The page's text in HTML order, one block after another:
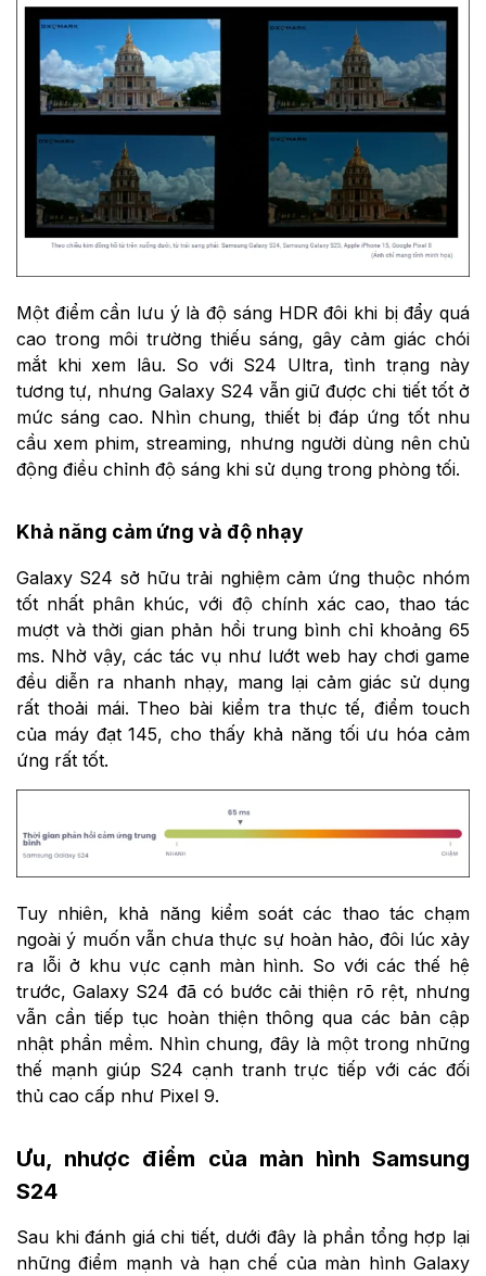
Một điểm cần lưu ý là độ sáng HDR đôi khi bị đẩy quá
cao trong môi trường thiếu sáng, gây cảm giác chói
mắt khi xem lâu. So với S24 Ultra, tình trạng này
tương tự, nhưng Galaxy S24 vẫn giữ được chi tiết tốt ở
mức sáng cao. Nhìn chung, thiết bị đáp ứng tốt nhu
cầu xem phim, streaming, nhưng người dùng nên chủ
động điều chỉnh độ sáng khi sử dụng trong phòng tối.
Khả năng cảm ứng và độ nhạy
Galaxy S24 sở hữu trải nghiệm cảm ứng thuộc nhóm
tốt nhất phân khúc, với độ chính xác cao, thao tác
mượt và thời gian phản hồi trung bình chỉ khoảng 65
ms. Nhờ vậy, các tác vụ như lướt web hay chơi game
đều diễn ra nhanh nhạy, mang lại cảm giác sử dụng
rất thoải mái. Theo bài kiểm tra thực tế, điểm touch
của máy đạt 145, cho thấy khả năng tối ưu hóa cảm
ứng rất tốt.
Tuy nhiên, khả năng kiểm soát các thao tác chạm
ngoài ý muốn vẫn chưa thực sự hoàn hảo, đôi lúc xảy
ra lỗi ở khu vực cạnh màn hình. So với các thế hệ
trước, Galaxy S24 đã có bước cải thiện rõ rệt, nhưng
vẫn cần tiếp tục hoàn thiện thông qua các bản cập
nhật phần mềm. Nhìn chung, đây là một trong những
thế mạnh giúp S24 cạnh tranh trực tiếp với các đối
thủ cao cấp như Pixel 9.
Ưu, nhược điểm của màn hình Samsung
S24
Sau khi đánh giá chi tiết, dưới đây là phần tổng hợp lại
những điểm mạnh và hạn chế của màn hình Galaxy